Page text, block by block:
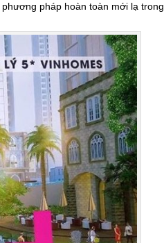
pháp hoàn toàn mới lạ trong